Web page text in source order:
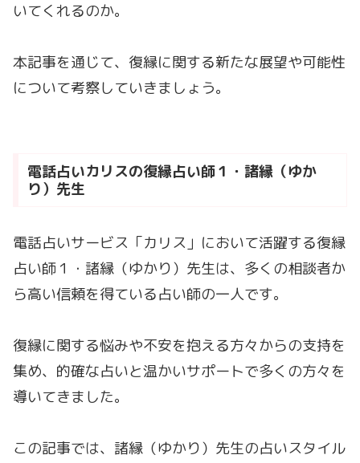
いてくれるのか。
本記事を通じて、復縁に関する新たな展望や可能性
について考察していきましょう。
電話占いカリスの復縁占い師１・諸縁（ゆか
り）先生
電話占いサービス「カリス」において活躍する復縁
占い師１・諸縁（ゆかり）先生は、多くの相談者か
ら高い信頼を得ている占い師の一人です。
復縁に関する悩みや不安を抱える方々からの支持を
集め、的確な占いと温かいサポートで多くの方々を
導いてきました。
この記事では、諸縁（ゆかり）先生の占いスタイル